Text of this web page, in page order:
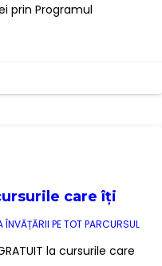
PE TOT PARCURSUL
prin Programul
care îți
la cursurile care